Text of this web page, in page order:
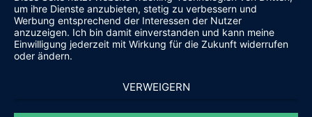
um ihre Dienste anzubieten, stetig zu verbessern und
Werbung entsprechend der Interessen der Nutzer
anzuzeigen. Ich bin damit einverstanden und kann meine
Einwilligung jederzeit mit Wirkung für die Zukunft widerrufen
oder ändern.
VERWEIGERN